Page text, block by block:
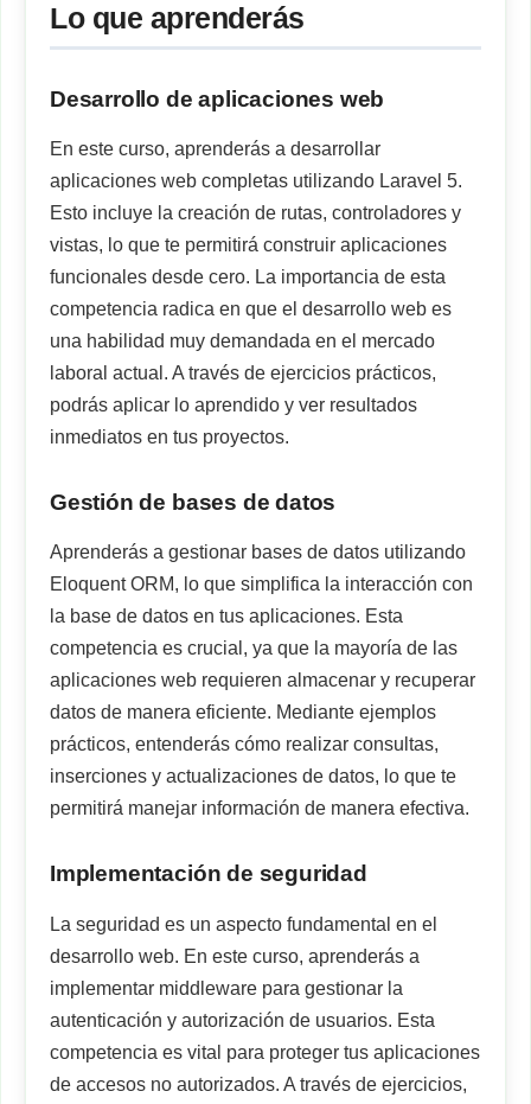
Lo que aprenderás
Desarrollo de aplicaciones web
En este curso, aprenderás a desarrollar
aplicaciones web completas utilizando Laravel 5.
Esto incluye la creación de rutas, controladores y
vistas, lo que te permitirá construir aplicaciones
funcionales desde cero. La importancia de esta
competencia radica en que el desarrollo web es
una habilidad muy demandada en el mercado
laboral actual. A través de ejercicios prácticos,
podrás aplicar lo aprendido y ver resultados
inmediatos en tus proyectos.
Gestión de bases de datos
Aprenderás a gestionar bases de datos utilizando
Eloquent ORM, lo que simplifica la interacción con
la base de datos en tus aplicaciones. Esta
competencia es crucial, ya que la mayoría de las
aplicaciones web requieren almacenar y recuperar
datos de manera eficiente. Mediante ejemplos
prácticos, entenderás cómo realizar consultas,
inserciones y actualizaciones de datos, lo que te
permitirá manejar información de manera efectiva.
Implementación de seguridad
La seguridad es un aspecto fundamental en el
desarrollo web. En este curso, aprenderás a
implementar middleware para gestionar la
autenticación y autorización de usuarios. Esta
competencia es vital para proteger tus aplicaciones
de accesos no autorizados. A través de ejercicios,